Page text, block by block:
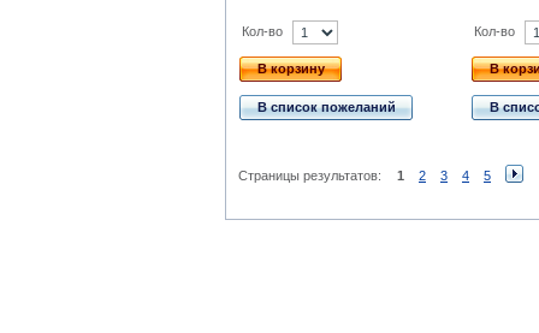
Кол-во
В корзину
В список пожеланий
Кол-во
В
В
Страницы результатов: 1 2 3 4 5